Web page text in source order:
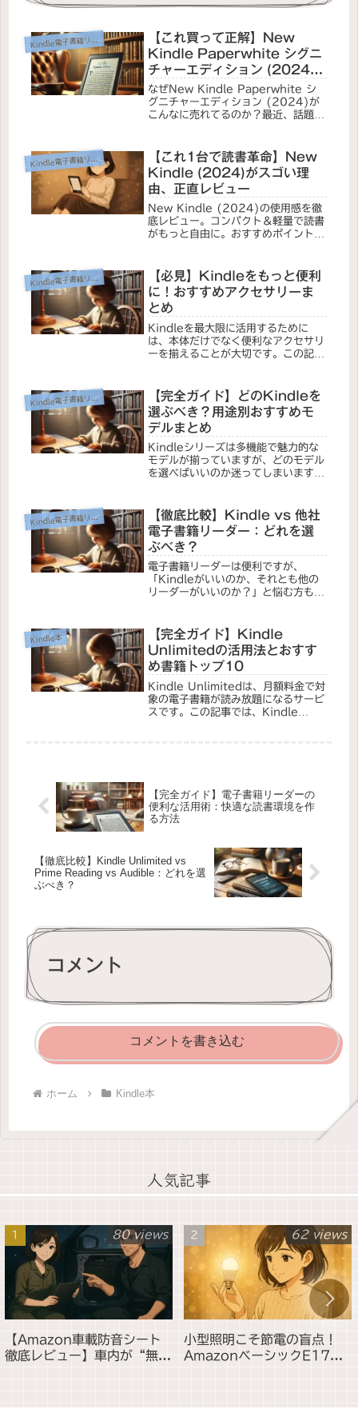
Kin
【これ買って正解】New
Kindle Paperwhite シグニ
チャーエディション (2024)
で読書ライフが変わる！おす
すめレビュー
なぜNew Kindle Paperwhite シ
グニチャーエディション (2024)が
こんなに売れてるのか？最近、話題に
ョン (2024)。SNSや口コミでも
「買っ...
Kin
【これ1台で読書革命】New
Kindle (2024)がスゴい理
由、正直レビュー
New Kindle (2024)の使用感を徹
底レビュー。コンパクト＆軽量で読書
がもっと自由に。おすすめポイントと
Kin
dle電子書籍リーダー
【必見】Kindleをもっと便利
に！おすすめアクセサリーま
とめ
Kindleを最大限に活用するために
は、本体だけでなく便利なアクセサリ
ーを揃えることが大切です。この記事
します！Kindleをしっかり守る！お
すすめケース・カバーおすすめの...
Kin
【完全ガイド】どのKindleを
選ぶべき？用途別おすすめモ
デルまとめ
Kindleシリーズは多機能で魅力的な
モデルが揃っていますが、どのモデル
を選べばいいのか迷ってしまいますよ
人にどのモデルが最適なのかを詳しく
解説します！New Kindle...
Kin
【徹底比較】Kindle vs 他社
電子書籍リーダー：どれを選
ぶべき？
電子書籍リーダーは便利ですが、
「Kindleがいいのか、それとも他の
リーダーがいいのか？」と悩む方も多
（Kobo、Nookなど）を徹底比較
し、それぞれの特徴を解説します。主
要...
Kindle本
【完全ガイド】Kindle
Unlimitedの活用法とおすす
め書籍トップ10
Kindle Unlimitedは、月額料金で対
象の電子書籍が読み放題になるサービ
スです。この記事では、Kindle
【完全ガイド】電子書籍リーダーの
便利な活用術：快適な読書環境を作
る方法
【徹底比較】Kindle Unlimited vs
Prime Reading vs Audible：どれを選
ぶべき？
コメント
コメントを書き込む
ホーム Kindle本
人気記事
【Amazon車載防音シート
徹底レビュー】車内が“無音
80 views
小型照明こそ節電の盲点！
AmazonベーシックE17
62 views